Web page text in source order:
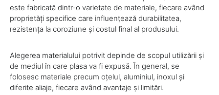
este fabricată dintr-o varietate de materiale, fiecare având
proprietăți specifice care influențează durabilitatea,
rezistența la coroziune și costul final al produsului.
Alegerea materialului potrivit depinde de scopul utilizării și
de mediul în care plasa va fi expusă. În general, se
folosesc materiale precum oțelul, aluminiul, inoxul și
diferite aliaje, fiecare având avantaje și limitări.